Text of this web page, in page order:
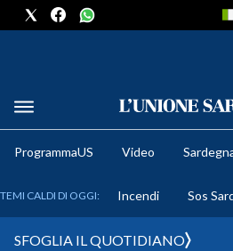
METEO
ProgrammaUS Video
TEMI CALDI DI OGGI: Incendi Sos
SFOGLIA IL QUOTIDIANO